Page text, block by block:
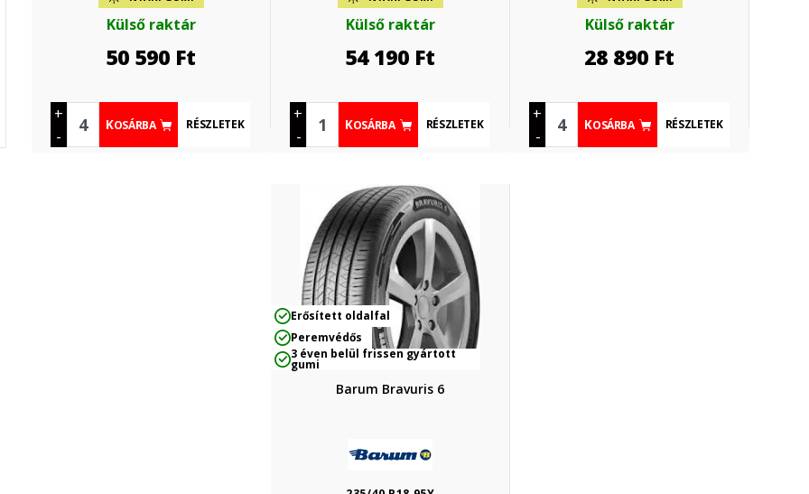
Külső raktár
50 590 Ft
+
-
KOSÁRBA RÉSZLETEK
Külső raktár
54 190 Ft
+
-
KOSÁRBA RÉSZLETEK
Külső raktár
28 890 Ft
+
-
KOSÁRBA RÉSZLETEK
Erősített oldalfal
Peremvédős
3 éven belül frissen gyártott
gumi
Barum Bravuris 6